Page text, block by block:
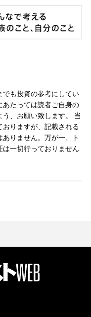
でも投資の参考にしてい
あたっては読者ご自身の
、お願い致します。 当
りますが、記載される
りません。万が一、ト
一切行っておりません